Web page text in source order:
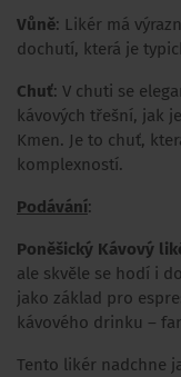
Vůně: Likér má
dochutí, která je
Chuť: V chuti se
kávových třešní, jak
Kmen. Je to chuť,
komplexností.
Podávání:
Poněšický Kávový
ale skvěle se hodí i
jako základ pro
kávového drinku –
Tento likér nadchne